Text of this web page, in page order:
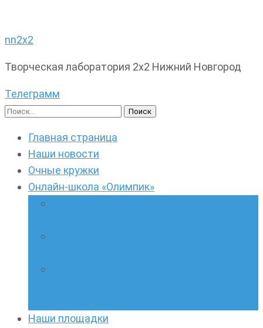
nn2x2
Творческая лаборатория 2х2 Нижний Новгород
Телеграмм
Найти:
Главная страница
Наши новости
Очные кружки
Онлайн-школа «Олимпик»
Наши площадки